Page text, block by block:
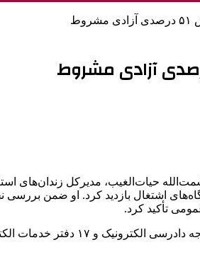
حیات‌الغیب، مدیرکل زندان‌های
اشتغال بازدید کرد. او ضمن بررسی
تأکید کرد.